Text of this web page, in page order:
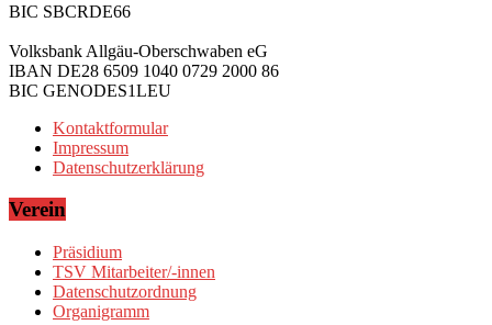
BIC SBCRDE66
Volksbank Allgäu-Oberschwaben eG
IBAN DE28 6509 1040 0729 2000 86
BIC GENODES1LEU
Kontaktformular
Impressum
Datenschutzerklärung
Verein
Präsidium
TSV Mitarbeiter/-innen
Datenschutzordnung
Organigramm